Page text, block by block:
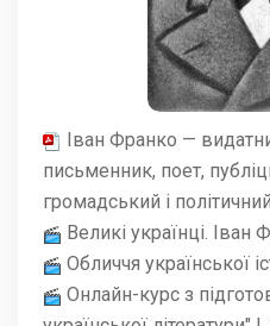
Іван Франко —
письменник, поет,
громадський і
Великі українці. Іван
Обличчя української
Онлайн-курс з